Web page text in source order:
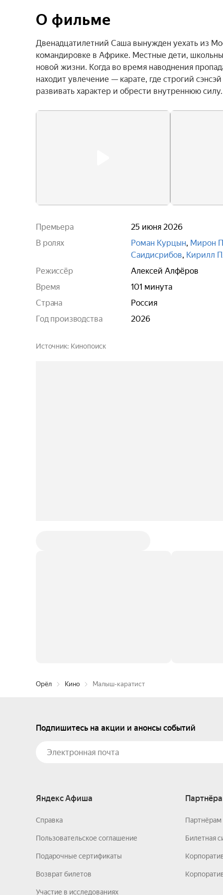
О фильме
Двенадцатилетний Саша вынужден уехать из
командировке в Африке. Местные дети,
новой жизни. Когда во время наводнения
находит увлечение — карате, где строгий
развивать характер и обрести внутреннюю силу.
Премьера
25 июня 2026
В ролях
Роман Курцын, Мирон
Саидисрибов, Кирилл
Режиссёр
Алексей Алфёров
Время
101 минута
Страна
Россия
Год производства
2026
Источник Кинопоиск
Орёл Кино Малыш-каратист
Подпишитесь на акции и анонсы событий
Яндекс Афиша
Справка
Пользовательское соглашение
Подарочные сертификаты
Возврат билетов
Участие в исследованиях
Партнёрам
Билетная